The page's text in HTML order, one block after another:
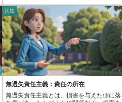
を噛んで怪我をさせてしまった場合など、
日常生活で起こりうる様々な事故に対応し
ています。賠償金額は場合によっては数百
万円に上ることもあり、自分自身で支払う
のは大変な負担となります。個人賠償責任
保険は、比較的少ない保険料で大きな保障
を得られるため、いざという時の備えとし
て非常に重要です。さらに、多くの保険会
社では、示談交渉サービスも提供していま
す。専門家が間に入って示談交渉を進めて
くれるため、精神的な負担も軽減できま
す。慣れない示談交渉を自分一人で進める
のは大変な stress となりますが、専門家に
情報漏洩とは、これらの情報が、国や企
業、団体などによって、故意、あるいは過
失によって、本来守られるべき範囲を超え
て流出してしまうことを指します。漏洩の
経路は実に様々です。例えば、書類や記憶
装置の紛失、誤った宛先への送信、許可さ
れていないアクセス、組織内部の者による
犯罪行為など、多くの原因が考えられま
す。また、近年は、情報処理技術の進歩と
ともに、個人情報の利用機会が増加し、そ
れに伴い、漏洩の危険性も高まっていま
金銭的な損害を受けるだけでなく、精神的
法律
無過失責任主義：責任の所在
無過失責任主義とは、損害を与えた側に落